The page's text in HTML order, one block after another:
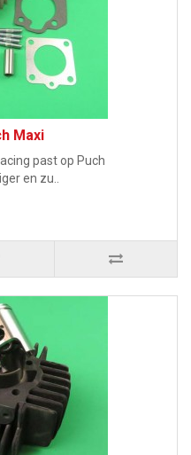
Maxi
past op Puch
en zu..